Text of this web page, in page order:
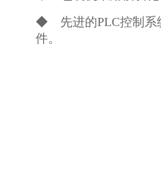
◆ 先进的PLC控制系
件。